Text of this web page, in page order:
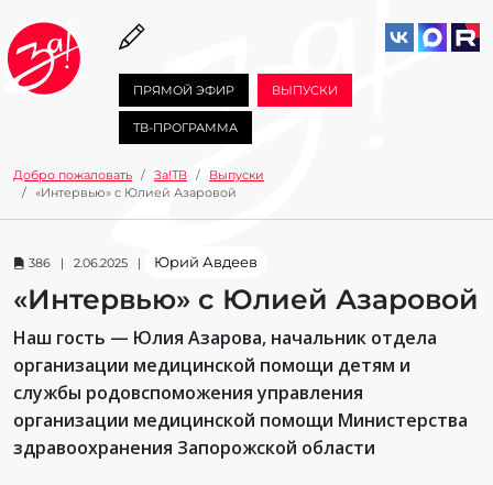
ПРЯМОЙ ЭФИР ВЫПУСКИ
ТВ-ПРОГРАММА
Добро пожаловать За!ТВ
Выпуски
«Интервью» с Юлией Азаровой
386 | 2.06.2025 | Юрий Авдеев
«Интервью» с Юлией Азаровой
Наш гость — Юлия Азарова, начальник отдела
организации медицинской помощи детям и
службы родовспоможения управления
организации медицинской помощи Министерства
здравоохранения Запорожской области